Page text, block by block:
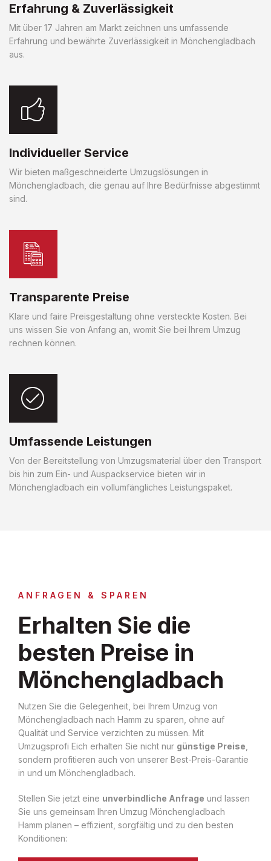
Erfahrung & Zuverlässigkeit
Mit über 17 Jahren am Markt zeichnen uns umfassende
Erfahrung und bewährte Zuverlässigkeit in Mönchengladbach
aus.
Individueller Service
Wir bieten maßgeschneiderte Umzugslösungen in
Mönchengladbach, die genau auf Ihre Bedürfnisse abgestimmt
sind.
Transparente Preise
Klare und faire Preisgestaltung ohne versteckte Kosten. Bei
uns wissen Sie von Anfang an, womit Sie bei Ihrem Umzug
rechnen können.
Umfassende Leistungen
Von der Bereitstellung von Umzugsmaterial über den Transport
bis hin zum Ein- und Auspackservice bieten wir in
Mönchengladbach ein vollumfängliches Leistungspaket.
ANFRAGEN & SPAREN
Erhalten Sie die
besten Preise in
Mönchengladbach
Nutzen Sie die Gelegenheit, bei Ihrem Umzug von
Mönchengladbach nach Hamm zu sparen, ohne auf
Qualität und Service verzichten zu müssen. Mit
Umzugsprofi Eich erhalten Sie nicht nur günstige Preise
sondern profitieren auch von unserer Best-Preis-Garantie
in und um Mönchengladbach.
Stellen Sie jetzt eine unverbindliche Anfrage und lassen
Sie uns gemeinsam Ihren Umzug Mönchengladbach
Hamm planen – effizient, sorgfältig und zu den besten
Konditionen: